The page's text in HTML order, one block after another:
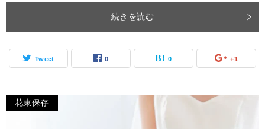
続きを読む
Tweet 0 0 +1
花束保存